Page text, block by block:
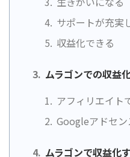
サポートが充実
収益化できる
ムラゴンでの収益
アフィリエイト
Googleアドセ
ムラゴンで収益化